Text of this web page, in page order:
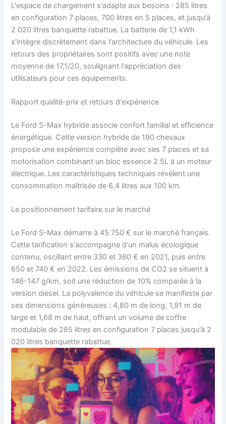
L'espace de chargement s'adapte aux besoins : 285 litres
en configuration 7 places, 700 litres en 5 places, et jusqu'à
2 020 litres banquette rabattue. La batterie de 1,1 kWh
s'intègre discrètement dans l'architecture du véhicule. Les
retours des propriétaires sont positifs avec une note
moyenne de 17,1/20, soulignant l'appréciation des
utilisateurs pour ces équipements.
Rapport qualité-prix et retours d'expérience
Le Ford S-Max hybride associe confort familial et efficience
énergétique. Cette version hybride de 190 chevaux
propose une expérience complète avec ses 7 places et sa
motorisation combinant un bloc essence 2.5L à un moteur
électrique. Les caractéristiques techniques révèlent une
consommation maîtrisée de 6,4 litres aux 100 km.
Le positionnement tarifaire sur le marché
Le Ford S-Max démarre à 45 750 € sur le marché français.
Cette tarification s'accompagne d'un malus écologique
contenu, oscillant entre 330 et 360 € en 2021, puis entre
650 et 740 € en 2022. Les émissions de CO2 se situent à
146-147 g/km, soit une réduction de 10% comparée à la
version diesel. La polyvalence du véhicule se manifeste par
ses dimensions généreuses : 4,80 m de long, 1,91 m de
large et 1,68 m de haut, offrant un volume de coffre
modulable de 285 litres en configuration 7 places jusqu'à 2
020 litres banquette rabattue.